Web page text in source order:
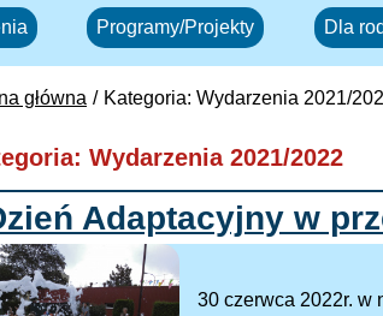
Programy/Projekty Dla
główna Kategoria: Wydarzenia 2021/
Wydarzenia 2021/2022
Adaptacyjny w
30 czerwca 2022r. w